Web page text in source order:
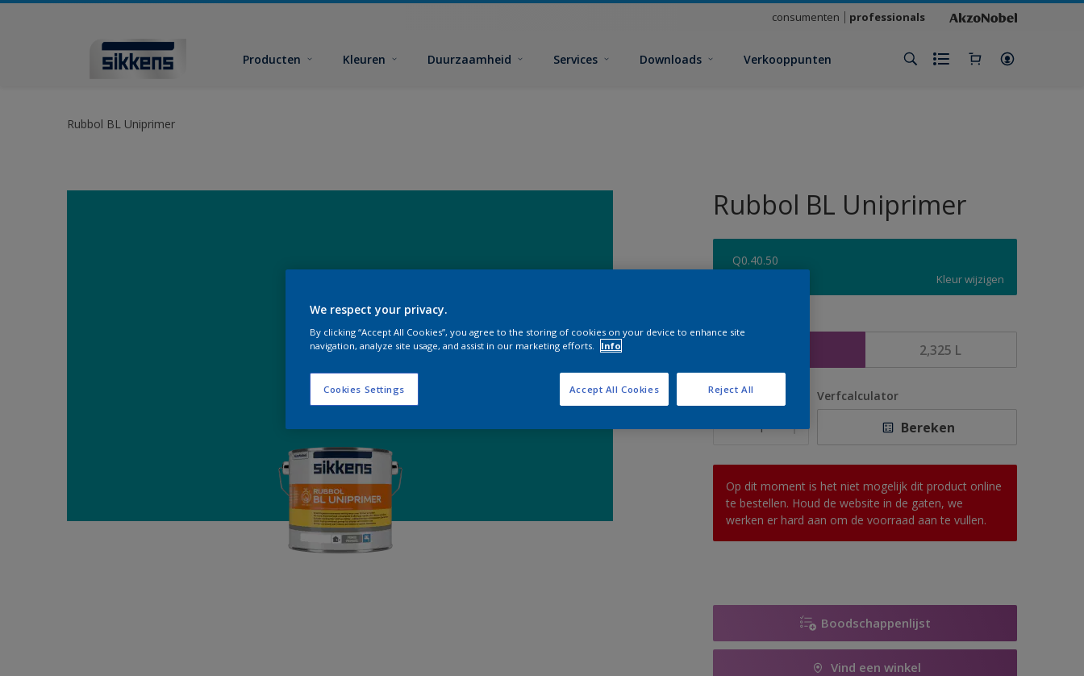
consumenten professionals
Producten Kleuren Duurzaamheid Services Downloads Verkooppunten
Rubbol BL Uniprimer
Rubbol BL Uniprimer
Q0.40.50
Kleur wijzigen
2,325 L
Aantal Verfcalculator
Bereken
Op dit moment is het niet mogelijk dit product online
te bestellen. Houd de website in de gaten, we
werken er hard aan om de voorraad aan te vullen.
Boodschappenlijst
Vind een winkel
We respect your privacy.
By clicking “Accept All Cookies”, you agree to the storing of cookies on your device to enhance site
navigation, analyze site usage, and assist in our marketing efforts.
Info
Cookies Settings Reject All
Accept All Cookies